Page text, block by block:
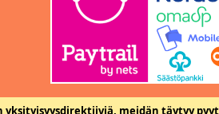
meidän täytyy